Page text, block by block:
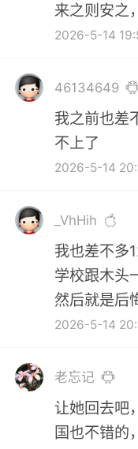
来之则安之
2026-5-14
46134649
我之前也差
不上了
2026-5-14
_VhHih
我也差不多
学校跟木头
然后就是后
2026-5-14
老忘记
让她回去吧
国也不错的